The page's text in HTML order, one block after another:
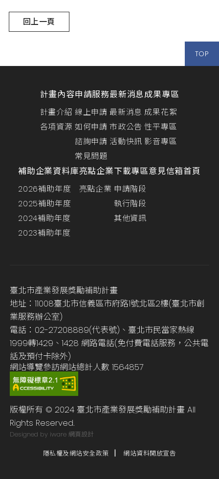
回上一頁
TOP
計畫內容
計畫介紹
各項資源
申請服務
線上申請
如何申請
諮詢申請
常見問題
最新消息
最新消息
市政公告
活動快訊
成果專區
成果花絮
性平專區
影音專區
補助企業資料庫
2026補助年度
2025補助年度
2024補助年度
2023補助年度
亮點企業
亮點企業
下載專區
申請階段
執行階段
其他資訊
意見信箱首頁
臺北市產業發展獎勵補助計畫
地址：11008臺北市信義區市府路1號北區2樓(臺北市創
業服務辦公室)
電話：02-27208889(代表號)、臺北市民當家熱線
1999轉1429、1428 網路電話(免付費電話服務，公共電
話及預付卡除外)
網站導覽參訪網站總計人數 1564857
版權所有 © 2024 臺北市產業發展獎勵補助計畫 All
Rights Reserved.
Designed by iware 網頁設計
隱私權及網站安全政策 網站資料開放宣告